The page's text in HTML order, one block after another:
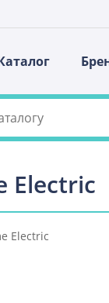
Electric
Electric